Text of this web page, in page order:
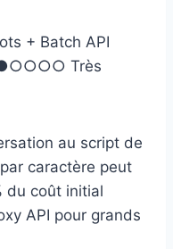
+ Batch API
●○○○○ Très
au script de
caractère peut
du coût initial
API pour grands